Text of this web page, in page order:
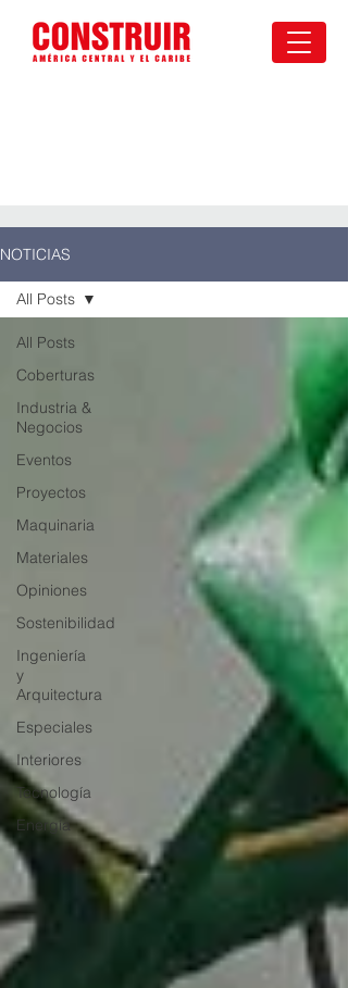
NOTICIAS
All Posts
Coberturas
Industria &
Negocios
Eventos
Proyectos
Maquinaria
Materiales
Opiniones
Sostenibilidad
Ingeniería
y
Arquitectura
Especiales
Interiores
Tecnología
Energía
All Posts